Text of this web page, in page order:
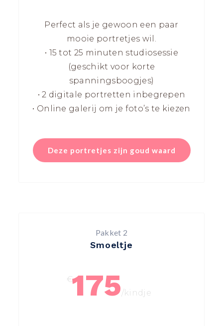
Perfect als je gewoon een paar
mooie portretjes wil.
• 15 tot 25 minuten studiosessie
(geschikt voor korte
spanningsboogjes)
• 2 digitale portretten inbegrepen
• Online galerij om je foto’s te kiezen
Deze portretjes zijn goud waard
Pakket 2
Smoeltje
€175/kindje